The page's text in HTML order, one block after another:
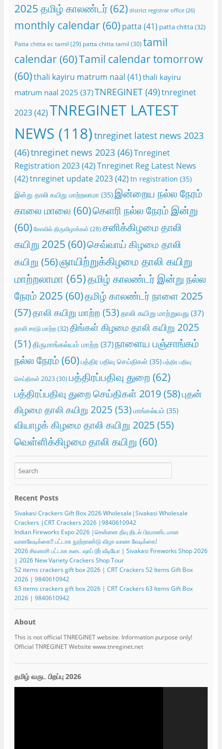
2025 தமிழ் காலண்டர்(62) district registrar office(26)
monthly calendar(60) patta (41) patta chitta(32)
Patta chitta ec tamil (29) patta chitta tamil (30) tamil
calendar(60)Tamil calendar tomorrow
(60)thali kayiru matrum naal (41) thali kayiru
matrum naal 2025 (37)TNREGINET(49)tnreginet
2023(42)TNREGINET LATEST
NEWS (118)tnreginet latest news 2023
(46)tnreginet news 2023(46)Tnreginet
Registration 2023(42)Tnreginet Reg Latest News
(42)tnreginet update 2023(42) tn registration (35)
இன்று தாலி கயிறு மாற்றலாமா(35)இன்றைய நல்ல நேரம்
காலை மாலை (60)கெளரி நல்ல நேரம் இன்று
(60) கோவில் திருவிழாக்கள் (28) சனிக்கிழமை தாலி
கயிறு 2025 (60)செவ்வாய் கிழமை தாலி
கயிறு (56)ஞாயிற்றுக்கிழமை தாலி கயிறு
மாற்றலாமா (65)தமிழ் காலண்டர் இன்று நல்ல
நேரம் 2025 (60)தமிழ் காலண்டர் நாளை 2025
(57)தாலி கயிறு மாற்ற (53) தாலி கயிறு மாற்றுவது (37)
தாலி சரடு மாற்ற(32)திங்கள் கிழமை தாலி கயிறு 2025
(51) திருமாங்கல்யம் மாற்ற (37)நாளைய பஞ்சாங்கம்
நல்ல நேரம்(60)பத்திர பதிவு செய்திகள்(35) பத்திர பதிவு
செய்திகள் 2023 (30) பத்திரப்பதிவு துறை (62)
பத்திரப்பதிவு துறை செய்திகள் 2019(58)புதன்
கிழமை தாலி கயிறு 2025 (53) மாங்கல்யம்(35)
வியாழக் கிழமை தாலி கயிறு 2025(55)
வெள்ளிக்கிழமை தாலி கயிறு (60)
Recent Posts
Sivakasi Crackers Gift Box 2026 Wholesale|Sivakasi Wholesale
Crackers |CRT Crackers 2026 |9840610942
Indian Fireworks Expo 2026 |சென்னை தீவு திடல் பிரமாண்டமான
வானவேடிக்கை!! பட்டாசு நூற்றாண்டு விழா வாண வேடிக்கை!
2026 சிவகாசி பட்டாசு கடை ஷாப் டூர் வீடியோ | Sivakasi Fireworks Shop 2026
| 2026 New Variety Crackers Shop Tour
52 items crackers gift box 2026 | CRT Crackers 52 Items Gift Box
2026 | 9840610942
63 items crackers gift box 2026 | CRT Crackers 63 Items Gift Box
2026 | 9840610942
About
This is not official TNREGINET website. Information purpose only!
Official TNREGINET Website www.tnreginet.net
தமிழ் வருட பிறப்பு 2026